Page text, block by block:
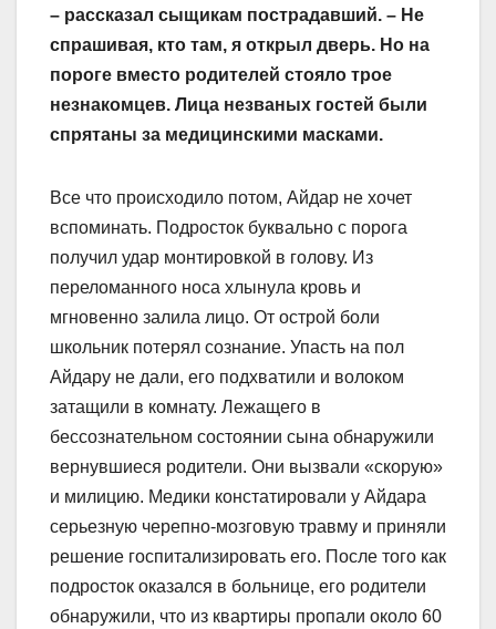
– рассказал сыщикам пострадавший. – Не
спрашивая, кто там, я открыл дверь. Но на
пороге вместо родителей стояло трое
незнакомцев. Лица незваных гостей были
спрятаны за медицинскими масками.
Все что происходило потом, Айдар не хочет
вспоминать. Подросток буквально с порога
получил удар монтировкой в голову. Из
переломанного носа хлынула кровь и
мгновенно залила лицо. От острой боли
школьник потерял сознание. Упасть на пол
Айдару не дали, его подхватили и волоком
затащили в комнату. Лежащего в
бессознательном состоянии сына обнаружили
вернувшиеся родители. Они вызвали «скорую»
и милицию. Медики констатировали у Айдара
серьезную черепно-мозговую травму и приняли
решение госпитализировать его. После того как
подросток оказался в больнице, его родители
обнаружили, что из квартиры пропали около 60